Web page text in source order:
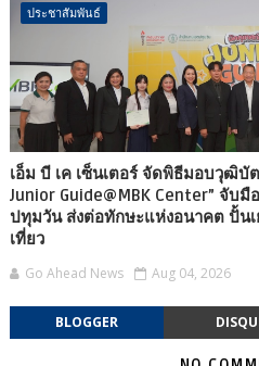
ประชาสัมพันธ์
เอ็ม บี เค เซ็นเตอร์ จัดพิธีมอบวุฒิบั
Junior Guide@MBK Center” จับ
ปทุมวัน ส่งต่อทักษะแห่งอนาคต ปั้นเ
เที่ยว
Go Ahead News Aug 04, 2026
BLOGGER